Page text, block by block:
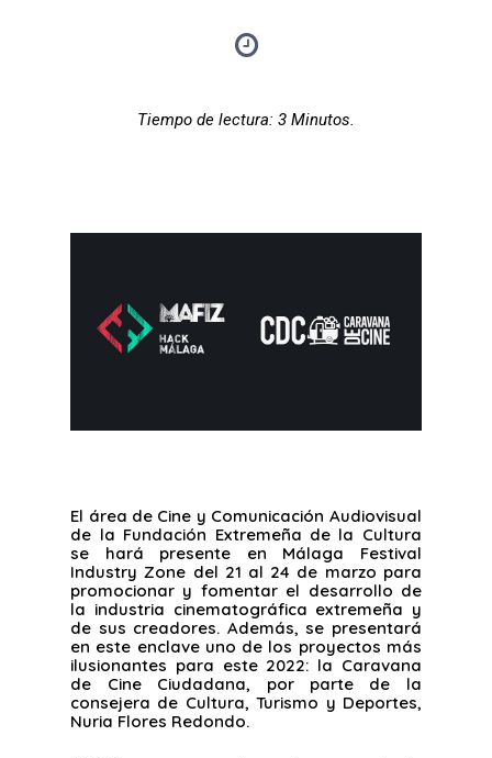
Tiempo de lectura: 3 Minutos.
El área de Cine y Comunicación Audiovisual
de la Fundación Extremeña de la Cultura
se hará presente en Málaga Festival
Industry Zone del 21 al 24 de marzo para
promocionar y fomentar el desarrollo de
la industria cinematográfica extremeña y
de sus creadores. Además, se presentará
en este enclave uno de los proyectos más
ilusionantes para este 2022: la Caravana
de Cine Ciudadana, por parte de la
consejera de Cultura, Turismo y Deportes,
Nuria Flores Redondo.